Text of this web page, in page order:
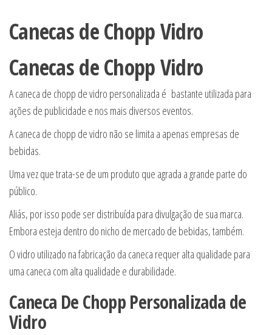
Canecas de Chopp Vidro
Canecas de Chopp Vidro
A caneca de chopp de vidro personalizada é bastante utilizada para
ações de publicidade e nos mais diversos eventos.
A caneca de chopp de vidro não se limita a apenas empresas de
bebidas.
Uma vez que trata-se de um produto que agrada a grande parte do
público.
Aliás, por isso pode ser distribuída para divulgação de sua marca.
Embora esteja dentro do nicho de mercado de bebidas, também.
O vidro utilizado na fabricação da caneca requer alta qualidade para
uma caneca com alta qualidade e durabilidade.
Caneca De Chopp Personalizada de
Vidro